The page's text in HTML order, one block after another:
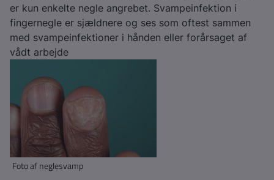
er kun enkelte negle angrebet. Svampeinfektion i
fingernegle er sjældnere og ses som oftest sammen
med svampeinfektioner i hånden eller forårsaget af
vådt arbejde
Foto af neglesvamp